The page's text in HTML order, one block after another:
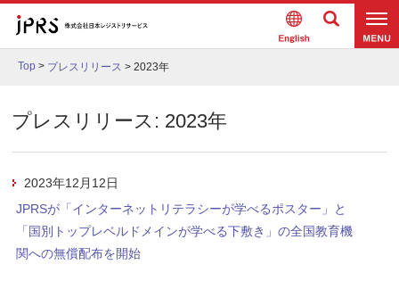
Englis 検索
Top > プレスリリース > 2023年
プレスリリース: 2023年
2023年12月12日
JPRSが「インターネットリテラシーが学べるポスター」と
「国別トップレベルドメインが学べる下敷き」の全国教育機
関への無償配布を開始